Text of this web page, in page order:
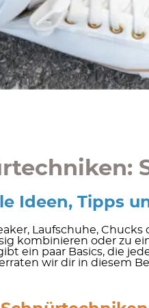
Ideen, Tipps
Laufschuhe,
kombinieren oder zu
ein paar Basics, die
wir dir in diesem